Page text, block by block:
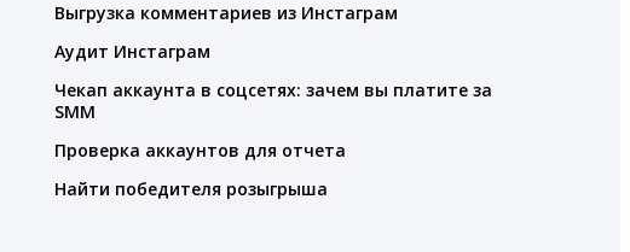
Выгрузка комментариев из Инстаграм
Аудит Инстаграм
Чекап аккаунта в соцсетях: зачем вы платите за
SMM
Проверка аккаунтов для отчета
Найти победителя розыгрыша